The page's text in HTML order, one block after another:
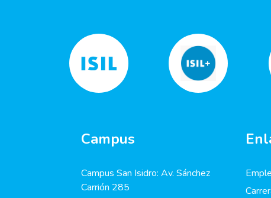
Campus
Campus San Isidro: Av. Sánchez
Carrión 285